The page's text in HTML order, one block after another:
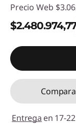
Precio Web
$2.480.974,77
Descuento
Entrega en 17-